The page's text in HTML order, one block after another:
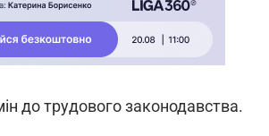
до трудового законодавства.